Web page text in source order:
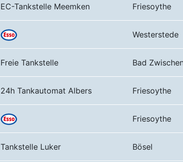
EC-Tankstelle Meemken Friesoythe
Westerstede
Freie Tankstelle Bad
24h Tankautomat Albers Friesoythe
Friesoythe
Tankstelle Luker Bösel